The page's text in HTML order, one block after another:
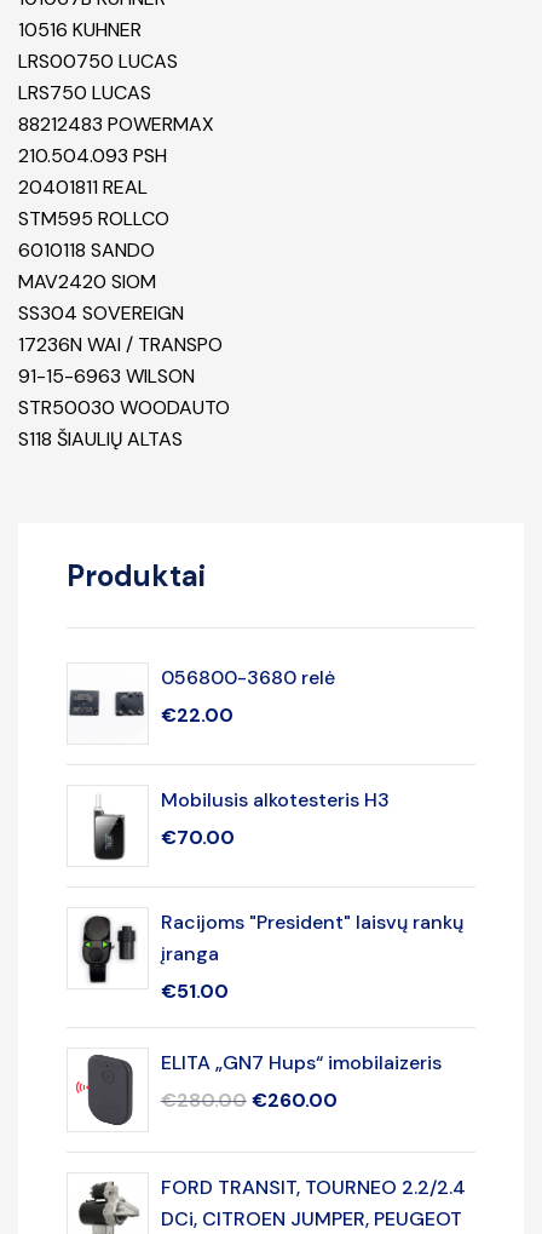
10516 KUHNER
LRS00750 LUCAS
LRS750 LUCAS
88212483 POWERMAX
210.504.093 PSH
20401811 REAL
STM595 ROLLCO
6010118 SANDO
MAV2420 SIOM
SS304 SOVEREIGN
17236N WAI / TRANSPO
91-15-6963 WILSON
STR50030 WOODAUTO
S118 ŠIAULIŲ ALTAS
Produktai
056800-3680 relė
€22.00
Mobilusis alkotesteris H3
€70.00
Racijoms "President" laisvų rankų
įranga
€51.00
ELITA „GN7 Hups“ imobilaizeris
€280.00 €260.00
FORD TRANSIT, TOURNEO 2.2/2.4
DCi, CITROEN JUMPER, PEUGEOT